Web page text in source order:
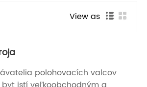
View as
polohovacích valcov